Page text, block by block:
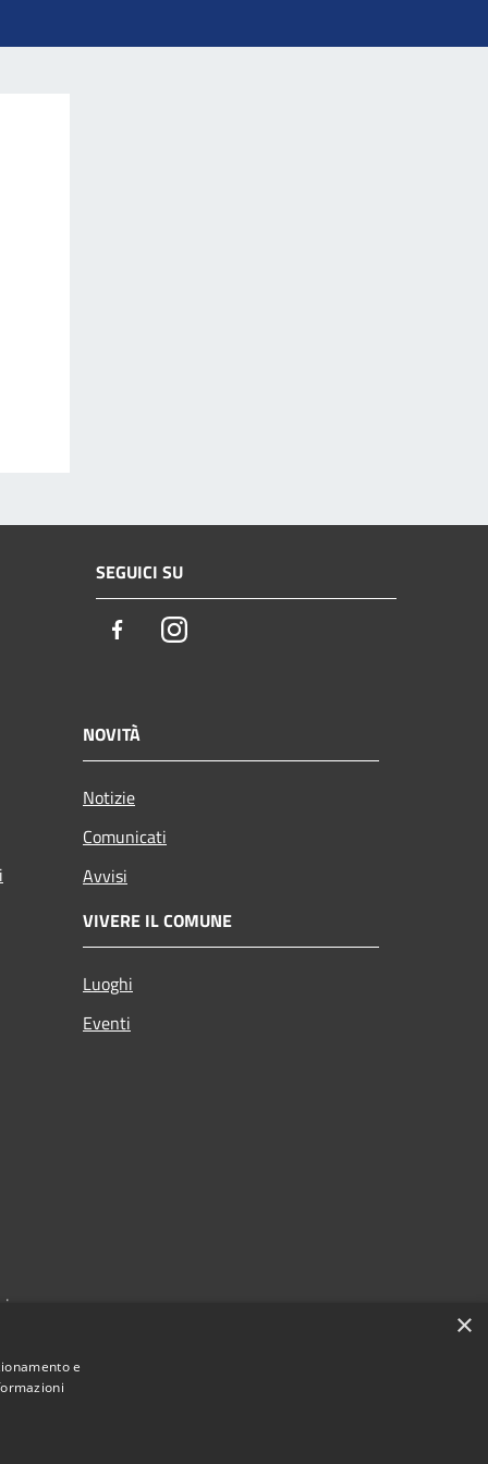
SEGUICI SU
FacebookInstagram
NOVITÀ
Notizie
Comunicati
Avvisi
VIVERE IL COMUNE
Luoghi
Eventi
×
e